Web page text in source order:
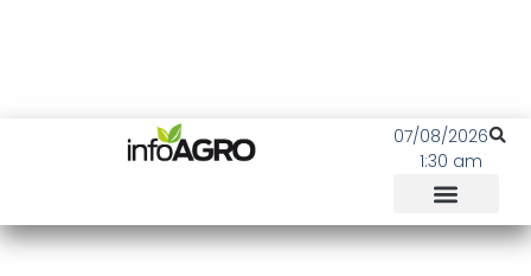
07/08/2026
1:30 am